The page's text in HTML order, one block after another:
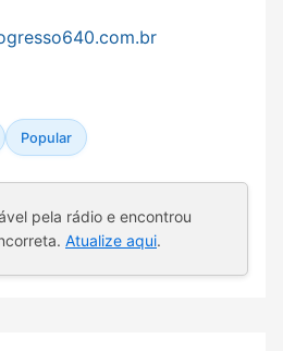
Popular
pela rádio e encontrou
Atualize aqui.